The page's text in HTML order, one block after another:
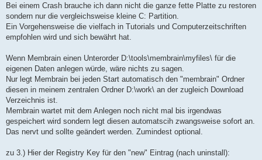
Bei einem Crash brauche ich dann nicht die ganze fette Platte zu restoren
sondern nur die vergleichsweise kleine C: Partition.
Ein Vorgehensweise die vielfach in Tutorials und Computerzeitschriften
empfohlen wird und sich bewährt hat.
Wenn Membrain einen Unterorder D:\tools\membrain\myfiles\ für die
eigenen Daten anlegen würde, wäre nichts zu sagen.
Nur legt Membrain bei jeden Start automatisch den "membrain" Ordner
diesen in meinem zentralen Ordner D:\work\ an der zugleich Download
Verzeichnis ist.
Membrain wartet mit dem Anlegen noch nicht mal bis irgendwas
gespeichert wird sondern legt diesen automatscih zwangsweise sofort an.
Das nervt und sollte geändert werden. Zumindest optional.
zu 3.) Hier der Registry Key für den "new" Eintrag (nach uninstall):